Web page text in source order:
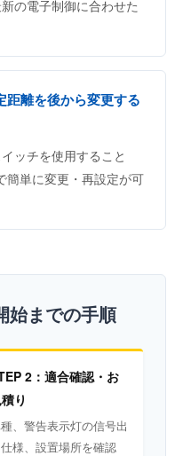
の電子制御に合わせた
距離を後から変更する
ッチを使用すること
簡単に変更・再設定が可
始までの手順
2：適合確認・お
り
、警告表示灯の信号出
様、設置場所を確認